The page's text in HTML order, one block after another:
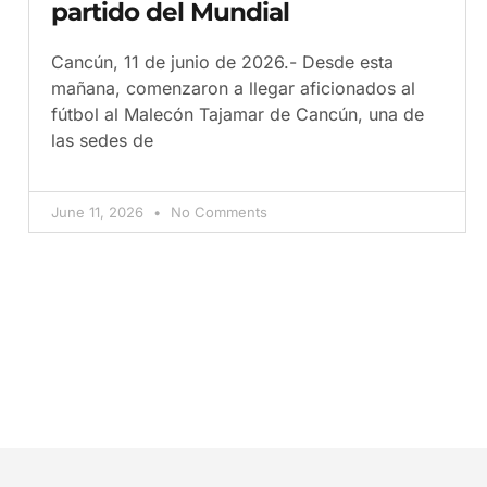
partido del Mundial
Cancún, 11 de junio de 2026.- Desde esta
mañana, comenzaron a llegar aficionados al
fútbol al Malecón Tajamar de Cancún, una de
las sedes de
June 11, 2026 No Comments